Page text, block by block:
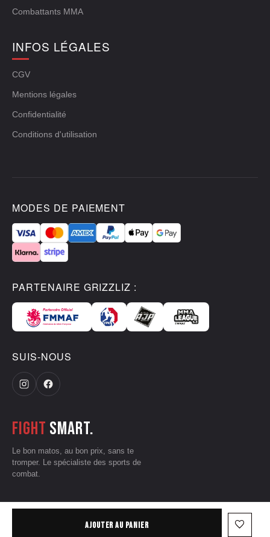
AJOUTER AU PANIER favorite_border
Combattants MMA
INFOS LÉGALES
CGV
Mentions légales
Confidentialité
Conditions d'utilisation
MODES DE PAIEMENT
PARTENAIRE GRIZZLIZ :
SUIS-NOUS
Fight smart.
Le bon matos, au bon prix, sans te
tromper. Le spécialiste des sports de
combat.
Mentions légales•Données personnelles
Conditions d'utilisation